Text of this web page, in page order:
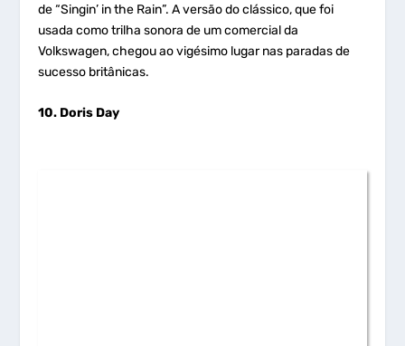
de “Singin’ in the Rain”. A versão do clássico, que foi
usada como trilha sonora de um comercial da
Volkswagen, chegou ao vigésimo lugar nas paradas de
sucesso britânicas.
10. Doris Day